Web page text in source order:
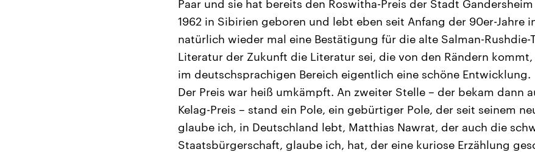
Paar und sie hat bereits den Roswitha-Preis der Stadt
1962 in Sibirien geboren und lebt eben seit Anfang der 90er-Jahre
natürlich wieder mal eine Bestätigung für die alte Salman-Rushdie-
Literatur der Zukunft die Literatur sei, die von den Rändern
im deutschsprachigen Bereich eigentlich eine schöne Entwicklung.
Der Preis war heiß umkämpft. An zweiter Stelle – der bekam dann
Kelag-Preis – stand ein Pole, ein gebürtiger Pole, der seit seinem
glaube ich, in Deutschland lebt, Matthias Nawrat, der auch die
Staatsbürgerschaft, glaube ich, hat, der eine kuriose Erzählung